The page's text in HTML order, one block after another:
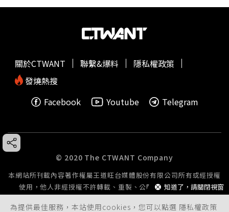
為提供最佳服務，本站使用cookies，您可以點選 隱私權政策
知道了，請關閉視窗
關於CTWANT 聯繫&爆料
隱私權政策
發燒熱搜
Facebook
Youtube Telegram
© 2020 The CTWANT Company
本網站所刊載內容著作權屬王道旺台媒體股份有限公司所有或經授權
使用，他人非經授權不許轉載、重製、公開播送或公開傳輸。